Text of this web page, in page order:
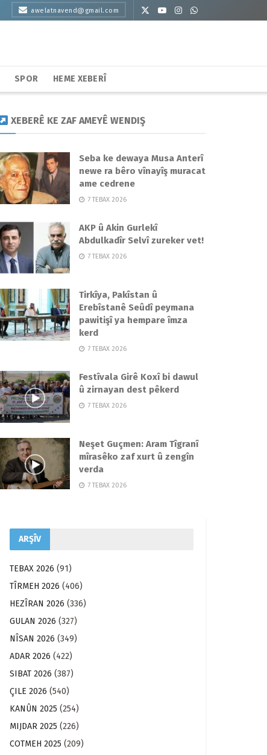
awelatnavend@gmail.com
SPOR HEME XEBERÎ
XEBERÊ KE ZAF AMEYÊ WENDIŞ
Seba ke dewaya Musa Anterî
newe ra bêro vînayîş muracat
ame cedrene
7 TEBAX 2026
AKP û Akin Gurlekî
Abdulkadîr Selvî zureker vet!
7 TEBAX 2026
Tirkîya, Pakîstan û
Erebîstanê Seûdî peymana
pawitişî ya hempare îmza
kerd
7 TEBAX 2026
Festîvala Girê Koxî bi dawul
û zirnayan dest pêkerd
7 TEBAX 2026
Neşet Guçmen: Aram Tîgranî
mîrasêko zaf xurt û zengîn
verda
7 TEBAX 2026
ARŞÎV
TEBAX 2026 (91)
TÎRMEH 2026 (406)
HEZÎRAN 2026 (336)
GULAN 2026 (327)
NÎSAN 2026 (349)
ADAR 2026 (422)
SIBAT 2026 (387)
ÇILE 2026 (540)
KANÛN 2025 (254)
MIJDAR 2025 (226)
COTMEH 2025 (209)